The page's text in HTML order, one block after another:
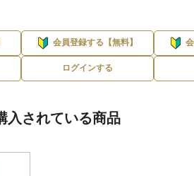
会員登録する【無料】
ログインする
入されている商品